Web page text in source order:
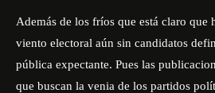
Además de los fríos que está claro que
viento electoral aún sin candidatos
pública expectante. Pues las
que buscan la venia de los partidos